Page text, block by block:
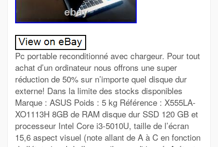
Pc portable reconditionné avec chargeur. Pour tout
achat d’un ordinateur nous offrons une super
réduction de 50% sur n’importe quel disque dur
externe! Dans la limite des stocks disponibles
Marque : ASUS Poids : 5 kg Référence : X555LA-
XO1113H 8GB de RAM disque dur SSD 120 GB et
processeur Intel Core i3-5010U, taille de l’écran
15,6 aspect visuel (note allant de A à C en fonction